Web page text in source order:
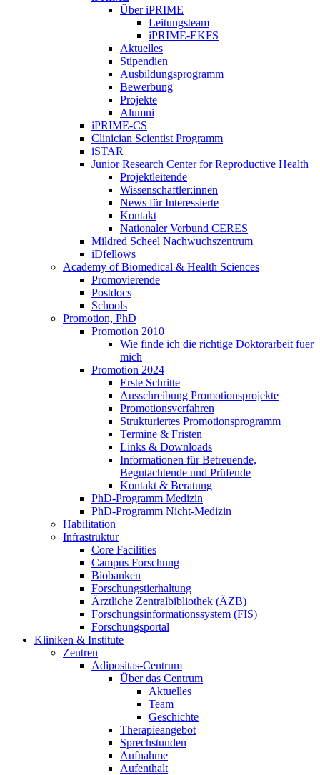
Über iPRIME
Leitungsteam
iPRIME-EKFS
Aktuelles
Stipendien
Ausbildungsprogramm
Bewerbung
Projekte
Alumni
iPRIME-CS
Clinician Scientist Programm
iSTAR
Junior Research Center for Reproductive Health
Projektleitende
Wissenschaftler:innen
News für Interessierte
Kontakt
Nationaler Verbund CERES
Mildred Scheel Nachwuchszentrum
iDfellows
Academy of Biomedical & Health Sciences
Promovierende
Postdocs
Schools
Promotion, PhD
Promotion 2010
Wie finde ich die richtige Doktorarbeit fuer
mich
Promotion 2024
Erste Schritte
Ausschreibung Promotionsprojekte
Promotionsverfahren
Strukturiertes Promotionsprogramm
Termine & Fristen
Links & Downloads
Informationen für Betreuende,
Begutachtende und Prüfende
Kontakt & Beratung
PhD-Programm Medizin
PhD-Programm Nicht-Medizin
Habilitation
Infrastruktur
Core Facilities
Campus Forschung
Biobanken
Forschungstierhaltung
Ärztliche Zentralbibliothek (ÄZB)
Forschungsinformationssystem (FIS)
Forschungsportal
Kliniken & Institute
Zentren
Adipositas-Centrum
Über das Centrum
Aktuelles
Team
Geschichte
Therapieangebot
Sprechstunden
Aufnahme
Aufenthalt